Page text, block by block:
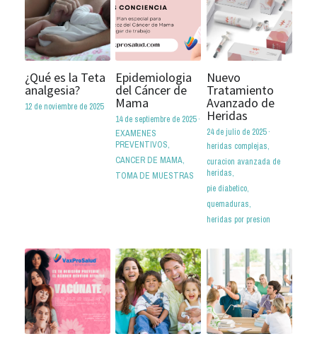
¿Qué es la Teta
analgesia?
12 de noviembre de 2025
Epidemiologia
del Cáncer de
Mama
14 de septiembre de 2025·
EXAMENES
PREVENTIVOS,
CANCER DE MAMA,
TOMA DE MUESTRAS
Nuevo
Tratamiento
Avanzado de
Heridas
24 de julio de 2025·
heridas complejas,
curacion avanzada de
heridas,
pie diabetico,
quemaduras,
heridas por presion